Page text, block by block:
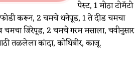
पेस्ट, 1 मोठा टोमॅटो
फोडी करून, 2 चमचे धनेपूड, 1 ते दीड चमचा
जिरेपूड, 2 चमचे गरम मसाला, चवीनुसार
तळलेला कांदा, कोथिंबीर, काजू.